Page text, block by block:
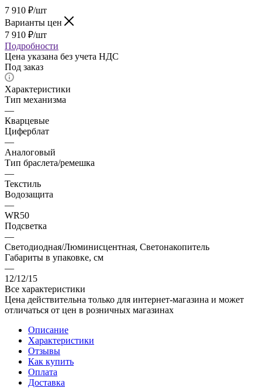
7 910 ₽/шт
Варианты цен
7 910 ₽/шт
Подробности
Цена указана без учета НДС
Под заказ
Характеристики
Тип механизма
—
Кварцевые
Циферблат
—
Аналоговый
Тип браслета/ремешка
—
Текстиль
Водозащита
—
WR50
Подсветка
—
Светодиодная/Люминисцентная, Светонакопитель
Габариты в упаковке, см
—
12/12/15
Все характеристики
Цена действительна только для интернет-магазина и может
отличаться от цен в розничных магазинах
Описание
Характеристики
Отзывы
Как купить
Оплата
Доставка